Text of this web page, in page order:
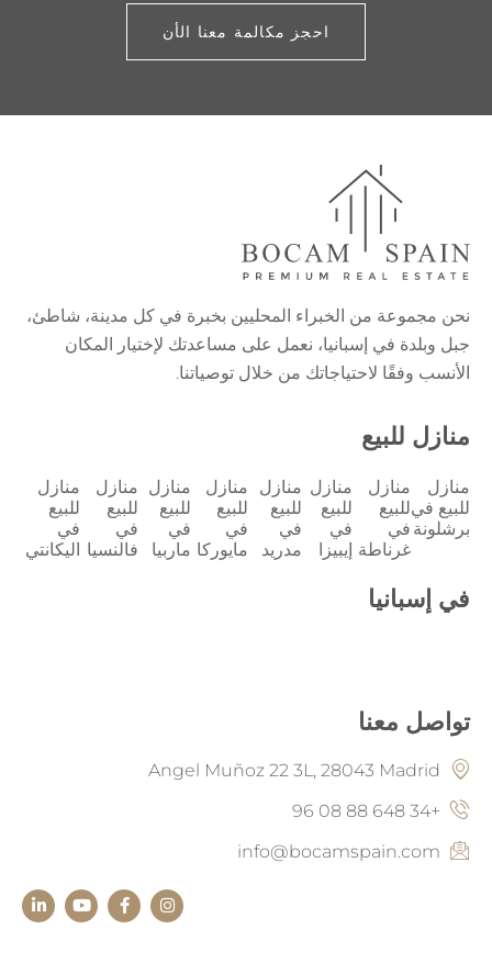
احجز مكالمة معنا الأن
نحن مجموعة من الخبراء المحليين بخبرة في كل مدينة، شاطئ،
جبل وبلدة في إسبانيا، نعمل على مساعدتك لإختيار المكان
الأنسب وفقًا لاحتياجاتك من خلال توصياتنا.
منازل للبيع
منازل
للبيع في
برشلونة
منازل
للبيع
في
غرناطة
منازل
للبيع
في
إيبيزا
منازل
للبيع
في
مدريد
منازل
للبيع
في
مايوركا
منازل
للبيع
في
ماربيا
منازل
للبيع
في
فالنسيا
منازل
للبيع
في
اليكانتي
في إسبانيا
تواصل معنا
Angel Muñoz 22 3L, 28043 Madrid
+34 648 88 08 96
info@bocamspain.com